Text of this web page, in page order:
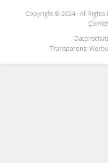
Copyright © 2024 · All
Transparenz: